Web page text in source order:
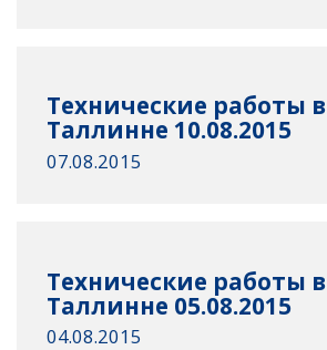
Технические работы в
Таллинне 10.08.2015
07.08.2015
Технические работы в
Таллинне 05.08.2015
04.08.2015